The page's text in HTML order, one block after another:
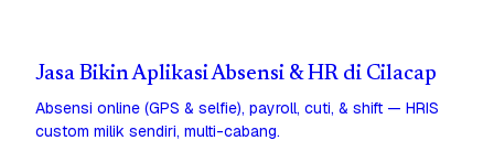
Jasa Bikin Aplikasi Absensi & HR di Cilacap
Absensi online (GPS & selfie), payroll, cuti, & shift — HRIS
custom milik sendiri, multi-cabang.